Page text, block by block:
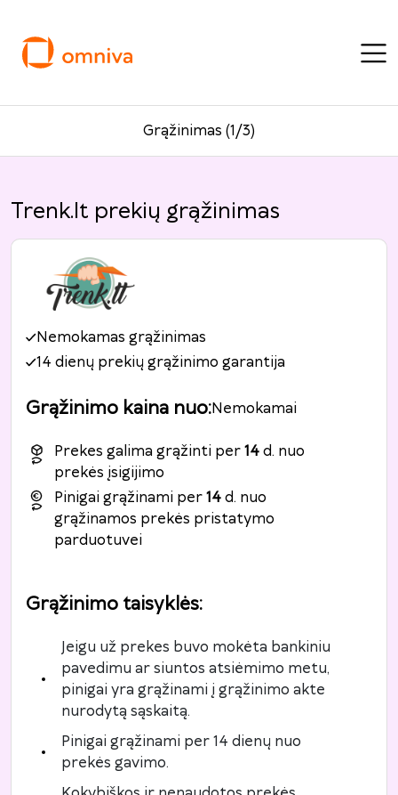
Grąžinimas (1/3)
Trenk.lt prekių grąžinimas
Nemokamas grąžinimas
14 dienų prekių grąžinimo garantija
Grąžinimo kaina nuo:Nemokamai
Prekes galima grąžinti per14d. nuo
prekės įsigijimo
Pinigai grąžinami per14d. nuo
grąžinamos prekės pristatymo
parduotuvei
Grąžinimo taisyklės:
Jeigu už prekes buvo mokėta bankiniu
pavedimu ar siuntos atsiėmimo metu,
pinigai yra grąžinami į grąžinimo akte
nurodytą sąskaitą.
Pinigai grąžinami per 14 dienų nuo
prekės gavimo.